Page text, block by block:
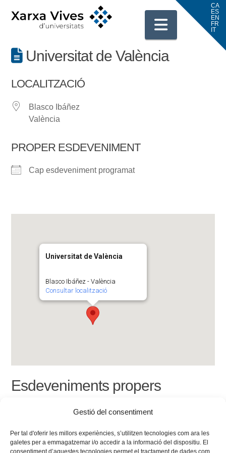
Gestió del consentiment
Per tal d'oferir les millors experiències, s’utilitzen tecnologies com ara les
galetes per a emmagatzemar i/o accedir a la informació del dispositiu. El
consentiment d’aquestes tecnologies permet el tractament de dades com
Universitat de València
LOCALITZACIÓ
Blasco Ibáñez
València
PROPER ESDEVENIMENT
Cap esdeveniment programat
Universitat de València
Blasco Ibáñez - València
Consultar localització
Esdeveniments propers
<li>No hi ha esdeveniments en aquesta localització</li>